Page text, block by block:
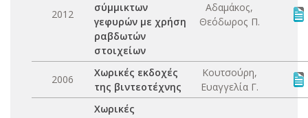
2012
σύμμικτων
γεφυρών με χρήση
ραβδωτών
στοιχείων
Αδαμάκος,
Θεόδωρος Π.
2006
Χωρικές εκδοχές
της βιντεοτέχνης
Κουτσούρη,
Ευαγγελία Γ.
Χωρικές